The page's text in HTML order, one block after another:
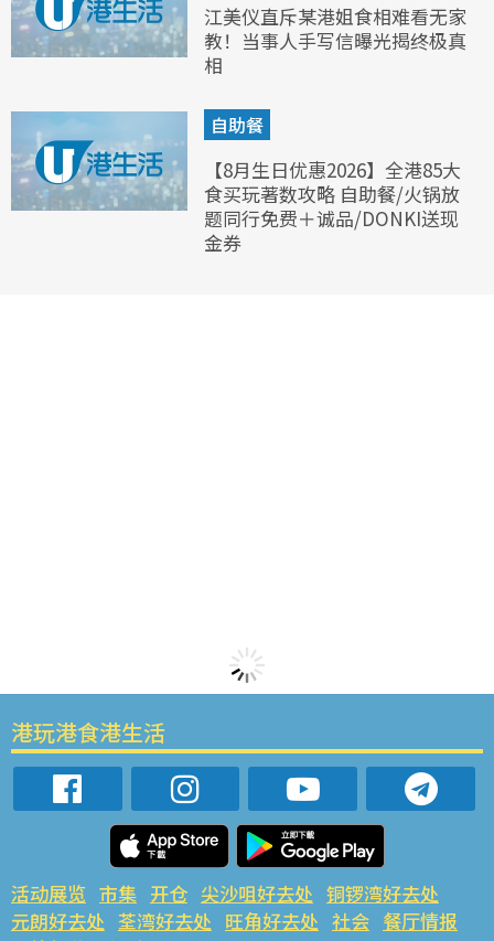
江美仪直斥某港姐食相难看无家
教！当事人手写信曝光揭终极真
相
自助餐
【8月生日优惠2026】全港85大
食买玩著数攻略 自助餐/火锅放
题同行免费＋诚品/DONKI送现
金券
港玩港食港生活
活动展览 市集 开仓 尖沙咀好去处 铜锣湾好去处
元朗好去处 荃湾好去处 旺角好去处 社会 餐厅情报